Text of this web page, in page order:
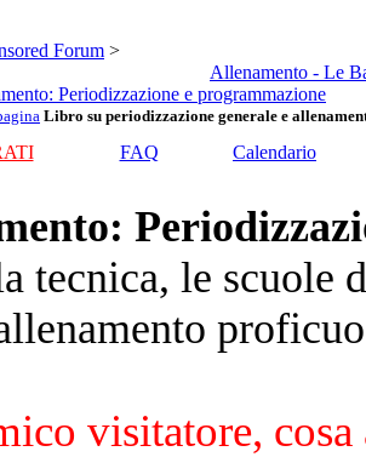
Forum >
Allenamento - Le
Periodizzazione e programmazione
Libro su periodizzazione generale e
FAQ Calendario
tecnica, le scuole
visitatore, cosa